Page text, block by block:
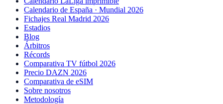
Calendario de España · Mundial 2026
Fichajes Real Madrid 2026
Estadios
Blog
Árbitros
Récords
Comparativa TV fútbol 2026
Precio DAZN 2026
Comparativa de eSIM
Sobre nosotros
Metodología